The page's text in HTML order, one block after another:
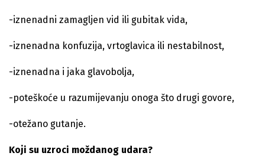
-iznenadni zamagljen vid ili gubitak vida,
-iznenadna konfuzija, vrtoglavica ili nestabilnost,
-iznenadna i jaka glavobolja,
-poteškoće u razumijevanju onoga što drugi govore,
-otežano gutanje.
Koji su uzroci moždanog udara?